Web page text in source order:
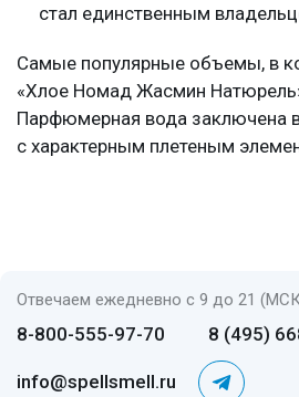
стал единственным
Самые популярные объемы, в
«Хлое Номад Жасмин
Парфюмерная вода заключена
с характерным плетеным
Отвечаем ежедневно с 9 до 21
8-800-555-97-70 8 (495)
info@spellsmell.ru